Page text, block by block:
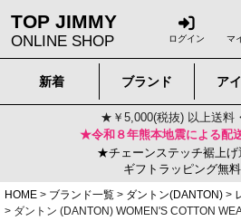
TOP JIMMY
ONLINE SHOP ログイン マ
新着 ブランド ア
★￥5,000(税抜) 以上送料
★令和８年熊本地震による配
★チェーンステッチ裾上げ
ギフトラッピング無
HOME
ブランド一覧 ダントン(DANTON)
ダントン (DANTON) WOMEN'S COTTON